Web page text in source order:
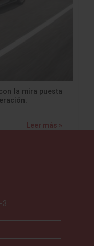
la mira puesta
Leer más »
3